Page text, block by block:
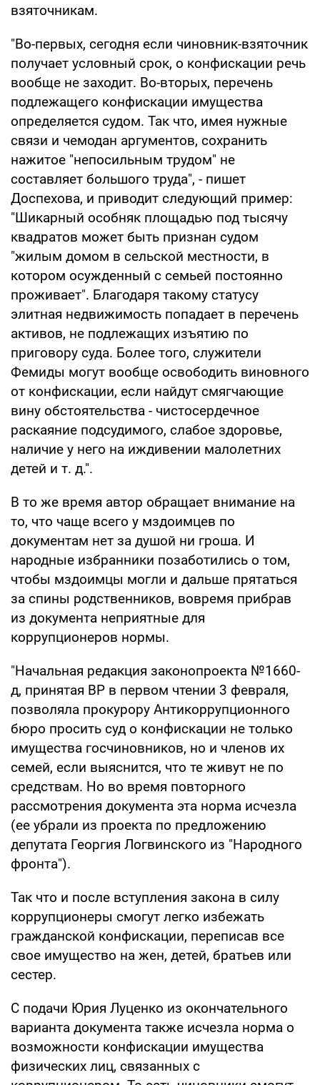
взяточникам.
"Во-первых, сегодня если чиновник-взяточник
получает условный срок, о конфискации речь
вообще не заходит. Во-вторых, перечень
подлежащего конфискации имущества
определяется судом. Так что, имея нужные
связи и чемодан аргументов, сохранить
нажитое "непосильным трудом" не
составляет большого труда", - пишет
Доспехова, и приводит следующий пример:
"Шикарный особняк площадью под тысячу
квадратов может быть признан судом
"жилым домом в сельской местности, в
котором осужденный с семьей постоянно
проживает". Благодаря такому статусу
элитная недвижимость попадает в перечень
активов, не подлежащих изъятию по
приговору суда. Более того, служители
Фемиды могут вообще освободить виновного
от конфискации, если найдут смягчающие
вину обстоятельства - чистосердечное
раскаяние подсудимого, слабое здоровье,
наличие у него на иждивении малолетних
детей и т. д.".
В то же время автор обращает внимание на
то, что чаще всего у мздоимцев по
документам нет за душой ни гроша. И
народные избранники позаботились о том,
чтобы мздоимцы могли и дальше прятаться
за спины родственников, вовремя прибрав
из документа неприятные для
коррупционеров нормы.
"Начальная редакция законопроекта №1660-
д, принятая ВР в первом чтении 3 февраля,
позволяла прокурору Антикоррупционного
бюро просить суд о конфискации не только
имущества госчиновников, но и членов их
семей, если выяснится, что те живут не по
средствам. Но во время повторного
рассмотрения документа эта норма исчезла
(ее убрали из проекта по предложению
депутата Георгия Логвинского из "Народного
фронта").
Так что и после вступления закона в силу
коррупционеры смогут легко избежать
гражданской конфискации, переписав все
свое имущество на жен, детей, братьев или
сестер.
С подачи Юрия Луценко из окончательного
варианта документа также исчезла норма о
возможности конфискации имущества
физических лиц, связанных с